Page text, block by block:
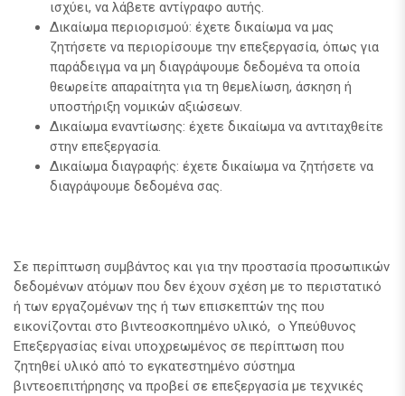
ισχύει, να λάβετε αντίγραφο αυτής.
Δικαίωμα περιορισμού: έχετε δικαίωμα να μας
ζητήσετε να περιορίσουμε την επεξεργασία, όπως για
παράδειγμα να μη διαγράψουμε δεδομένα τα οποία
θεωρείτε απαραίτητα για τη θεμελίωση, άσκηση ή
υποστήριξη νομικών αξιώσεων.
Δικαίωμα εναντίωσης: έχετε δικαίωμα να αντιταχθείτε
στην επεξεργασία.
Δικαίωμα διαγραφής: έχετε δικαίωμα να ζητήσετε να
διαγράψουμε δεδομένα σας.
Σε περίπτωση συμβάντος και για την προστασία προσωπικών
δεδομένων ατόμων που δεν έχουν σχέση με το περιστατικό
ή των εργαζομένων της ή των επισκεπτών της που
εικονίζονται στο βιντεοσκοπημένο υλικό, ο Υπεύθυνος
Επεξεργασίας είναι υποχρεωμένος σε περίπτωση που
ζητηθεί υλικό από το εγκατεστημένο σύστημα
βιντεοεπιτήρησης να προβεί σε επεξεργασία με τεχνικές